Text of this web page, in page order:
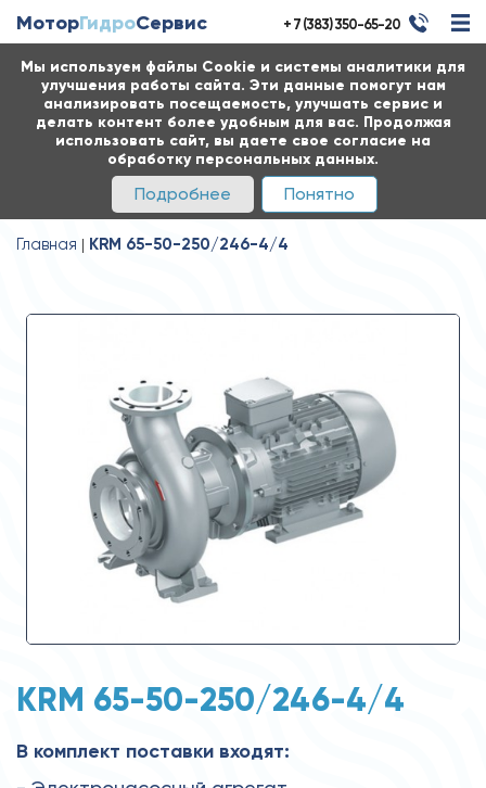
Мы используем файлы Cookie и системы аналитики для
улучшения работы сайта. Эти данные помогут нам
анализировать посещаемость, улучшать сервис и
делать контент более удобным для вас. Продолжая
использовать сайт, вы даете свое согласие на
обработку персональных данных.
Подробнее Понятно
МоторГидроСервис + 7 (383) 350-65-20
Главная KRM 65-50-250/246-4/4
KRM 65-50-250/246-4/4
В комплект поставки входят: